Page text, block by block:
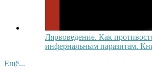
Лярвоведение. Как
инфернальным паразитам.
Ещё...